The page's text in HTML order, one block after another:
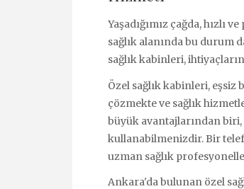
Yaşadığımız çağda, hızlı
sağlık alanında bu durum
sağlık kabinleri,
Özel sağlık kabinleri,
çözmekte ve sağlık
büyük avantajlarından
kullanabilmenizdir. Bir
uzman sağlık
Ankara'da bulunan özel